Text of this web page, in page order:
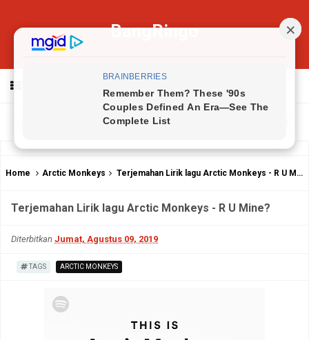
BangRingo
Home Arctic Monkeys Terjemahan Lirik lagu Arctic Monkeys - R U Mine?
Terjemahan Lirik lagu Arctic Monkeys - R U Mine?
Diterbitkan Jumat, Agustus 09, 2019
TAGS ARCTIC MONKEYS